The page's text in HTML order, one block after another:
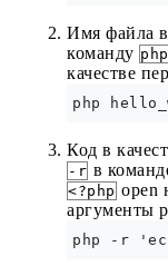
Имя файла в
команду php
качестве
php
Код в
-r в
<?php open
аргументы
php -r